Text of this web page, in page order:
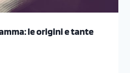
le origini e tante